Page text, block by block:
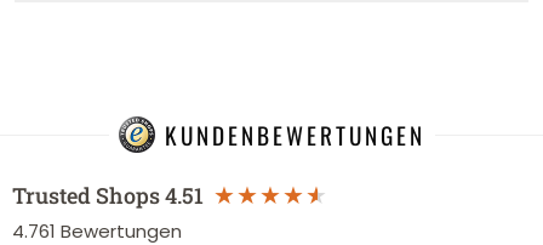
KUNDENBEWERTUNGEN
Trusted Shops4.51
4.761 Bewertungen